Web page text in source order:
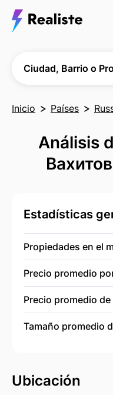
Ciudad, Barrio o
Inicio Países
Análisis
Estadísticas
Propiedades en el
Precio promedio
Precio promedio
Tamaño promedio
Ubicación